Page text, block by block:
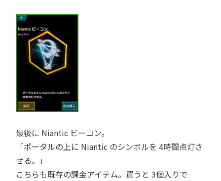
最後に Niantic ビーコン。
ポータルの上に Niantic のシンボルを 4時間点灯さ
せる。
こちらも既存の課金アイテム。買うと 3個入りで